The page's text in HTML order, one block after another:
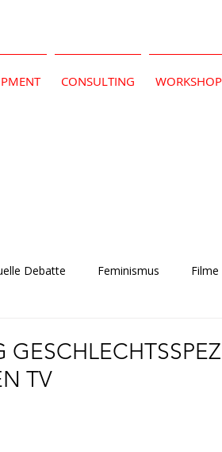
CONSULTING
Debatte Feminismus Filme
TV